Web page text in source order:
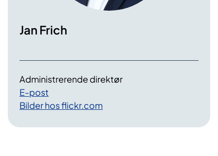
Jan Frich
Administrerende direktør
E-post
Bilder hos flickr.com